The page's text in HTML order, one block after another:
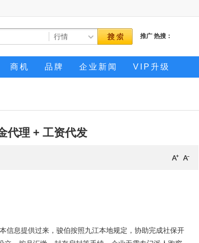
推广 热搜：
商机 品牌 企业新闻 VIP升级
代理 + 工资代发
信息提供过来，骏伯按照九江本地规定，协助完成社保开